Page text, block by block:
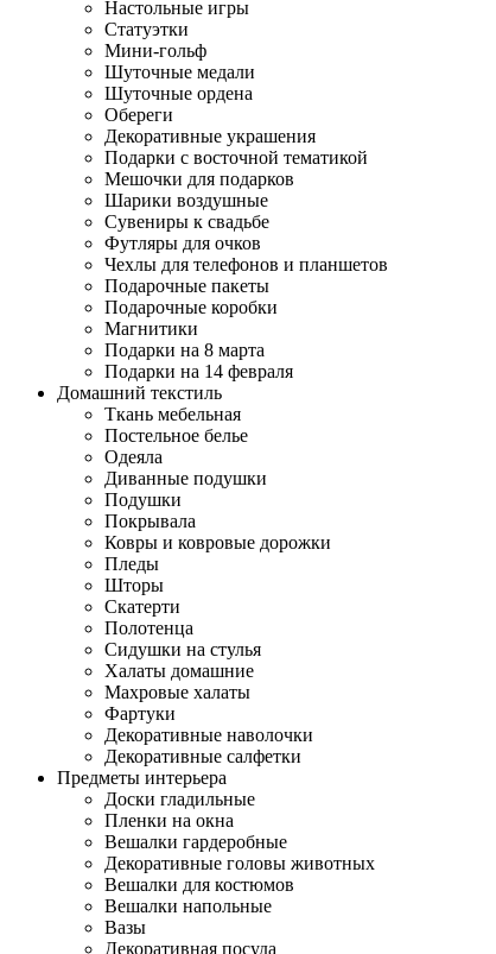
Настольные игры
Статуэтки
Мини-гольф
Шуточные медали
Шуточные ордена
Обереги
Декоративные украшения
Подарки с восточной тематикой
Мешочки для подарков
Шарики воздушные
Сувениры к свадьбе
Футляры для очков
Чехлы для телефонов и планшетов
Подарочные пакеты
Подарочные коробки
Магнитики
Подарки на 8 марта
Подарки на 14 февраля
Домашний текстиль
Ткань мебельная
Постельное белье
Одеяла
Диванные подушки
Подушки
Покрывала
Ковры и ковровые дорожки
Пледы
Шторы
Скатерти
Полотенца
Сидушки на стулья
Халаты домашние
Махровые халаты
Фартуки
Декоративные наволочки
Декоративные салфетки
Предметы интерьера
Доски гладильные
Пленки на окна
Вешалки гардеробные
Декоративные головы животных
Вешалки для костюмов
Вешалки напольные
Вазы
Декоративная посуда